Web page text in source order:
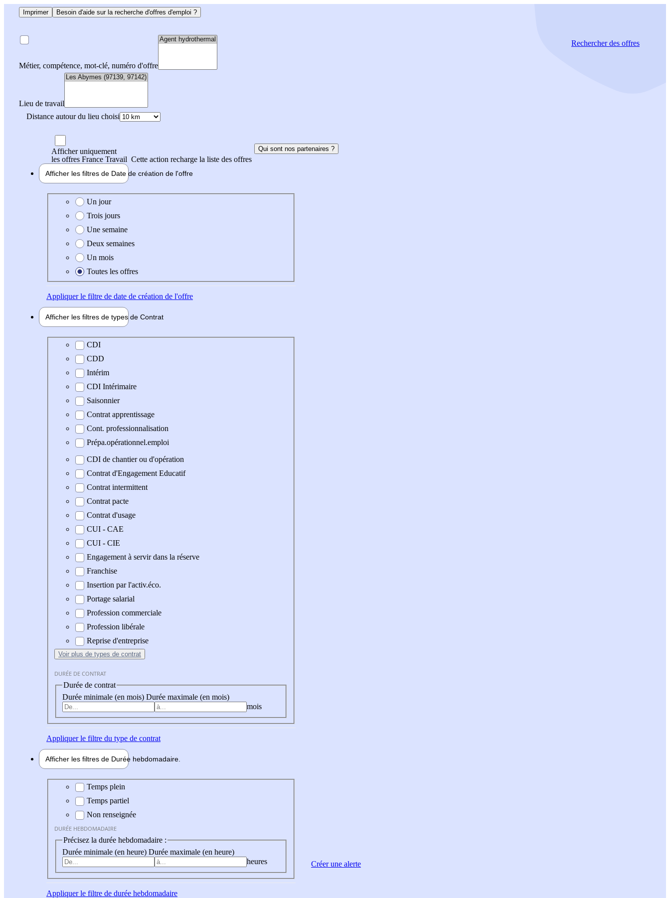
Imprimer Besoin d'aide sur la recherche d'offres d'emploi ?
Métier, compétence, mot-clé, numéro d'offre
Lieu de travail
Distance autour du lieu choisi
Rechercherdes offres
Afficher uniquement
les offres France Travail Cette action recharge la liste des offres
Qui sont nos partenaires ?
Afficher les filtres de Date de création de l'offre
Date de création de l'offre
Un jour
Trois jours
Une semaine
Deux semaines
Un mois
Toutes les offres
Appliquerle filtre de date de création de l'offre
Afficher les filtres de types de Contrat
Type de contrat
CDI
CDD
Intérim
CDI Intérimaire
Saisonnier
Contrat apprentissage
Cont. professionnalisation
Prépa.opérationnel.emploi
CDI de chantier ou d'opération
Contrat d'Engagement Educatif
Contrat intermittent
Contrat pacte
Contrat d'usage
CUI - CAE
CUI - CIE
Engagement à servir dans la réserve
Franchise
Insertion par l'activ.éco.
Portage salarial
Profession commerciale
Profession libérale
Reprise d'entreprise
Voir plus de types de contrat
DURÉE DE CONTRAT
Durée de contrat
Durée minimale (en mois) Durée maximale (en mois)
mois
Appliquerle filtre du type de contrat
Afficher les filtres de Durée hebdomadaire
Durée hebdomadaire
Temps plein
Temps partiel
Non renseignée
DURÉE HEBDOMADAIRE
Précisez la durée hebdomadaire :
Durée minimale (en heure) Durée maximale (en heure)
heures
Appliquerle filtre de durée hebdomadaire
Créer une alerte